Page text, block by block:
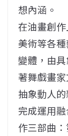
想內涵。
在油畫創
美術等各
變體，由
著舞戲畫
抽象動人
完成運用
作三部曲